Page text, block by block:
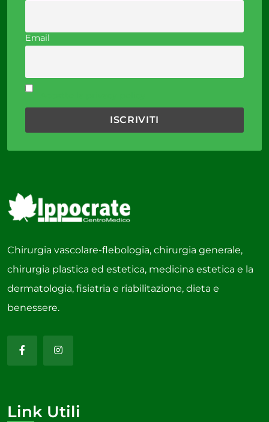
Email
Chirurgia vascolare-flebologia, chirurgia generale,
chirurgia plastica ed estetica, medicina estetica e la
dermatologia, fisiatria e riabilitazione, dieta e
benessere.
Link Utili